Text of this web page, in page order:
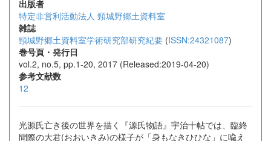
出版者
特定非営利活動法人 頸城野郷土資料室
雑誌
頸城野郷土資料室学術研究部研究紀要 (ISSN:24321087)
巻号頁・発行日
vol.2, no.5, pp.1-20, 2017 (Released:2019-04-20)
参考文献数
12
光源氏亡き後の世界を描く『源氏物語』宇治十帖では、臨終
間際の大君(おおいきみ)の様子が「身もなきひひな」に喩え